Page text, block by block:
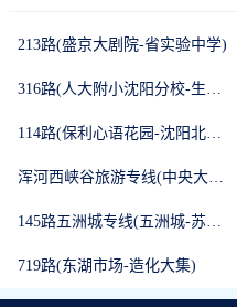
213路(盛京大剧院-省实验中学)
316路(人大附小沈阳分校-生日城)
114路(保利心语花园-沈阳北站站前)
浑河西峡谷旅游专线(中央大街地铁站-东方银座莱茵城)
145路五洲城专线(五洲城-苏家屯客运站)
719路(东湖市场-造化大集)